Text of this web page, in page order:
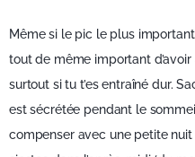
Même si le pic le plus
tout de même important
surtout si tu t’es entraîné dur.
est sécrétée pendant le
compenser avec une petite